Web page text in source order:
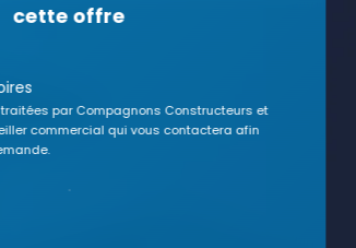
cette offre
par Compagnons Constructeurs et
commercial qui vous contactera afin